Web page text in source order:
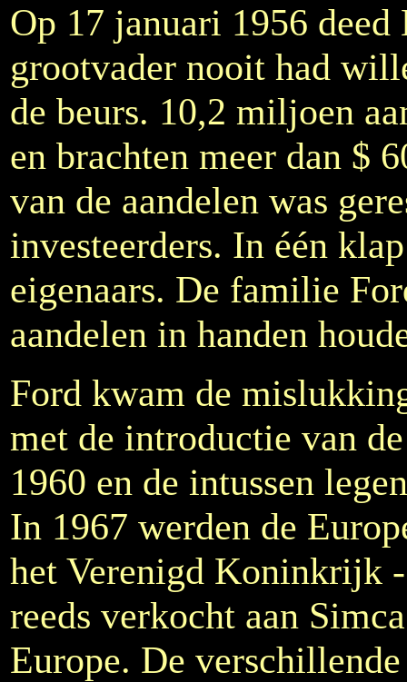
Op 17 januari 1956
grootvader nooit had
de beurs. 10,2 miljoen
en brachten meer dan $
van de aandelen was
investeerders. In één
eigenaars. De familie
aandelen in handen
Ford kwam de
met de introductie van
1960 en de intussen
In 1967 werden de
het Verenigd Koninkrijk
reeds verkocht aan
Europe. De